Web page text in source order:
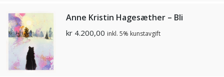
Anne Kristin Hagesæther – Bli
kr 4.200,00 inkl. 5% kunstavgift